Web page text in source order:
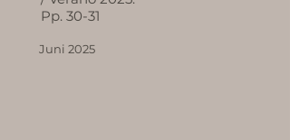
​Pp. 30-31​
Juni 2025